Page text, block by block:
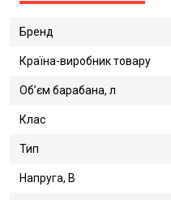
Бренд
Країна-виробник товару
Об’єм барабана, л
Клас
Тип
Напруга, В